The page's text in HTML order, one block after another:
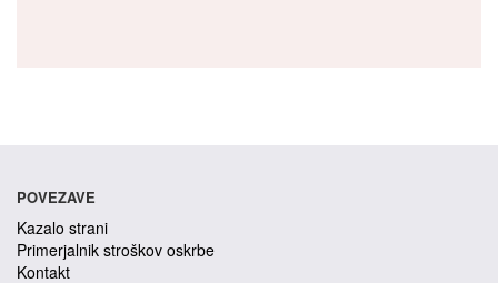
POVEZAVE
Kazalo strani
Primerjalnik stroškov oskrbe
Kontakt